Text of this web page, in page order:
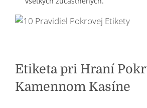
Etiketa pri Hraní
Kamennom Kasíne